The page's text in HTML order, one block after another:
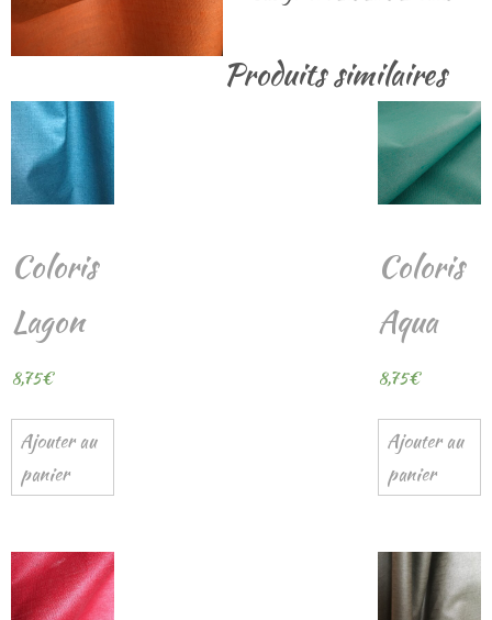
Cuivre
Produits similaires
Coloris
Lagon
8,75€
Ajouter au
panier
Coloris
Aqua
8,75€
Ajouter au
panier